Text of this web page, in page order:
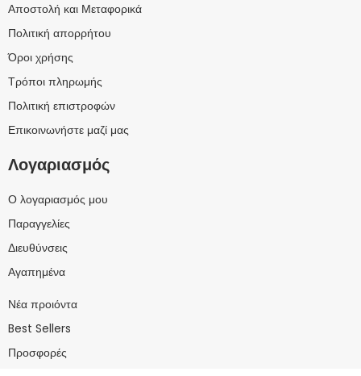
Αποστολή και Μεταφορικά
Πολιτική απορρήτου
Όροι χρήσης
Τρόποι πληρωμής
Πολιτική επιστροφών
Επικοινωνήστε μαζί μας
Λογαριασμός
Ο λογαριασμός μου
Παραγγελίες
Διευθύνσεις
Αγαπημένα
Νέα προιόντα
Best Sellers
Προσφορές